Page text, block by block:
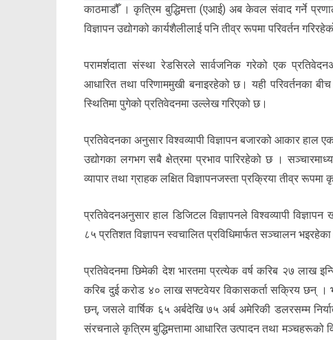
काठमाडौँ । कृत्रिम बुद्धिमत्ता (एआई) अब केवल संवाद गर्ने
विज्ञापन उद्योगको कार्यशैलीलाई पनि तीव्र रूपमा परिवर्तन
परामर्शदाता संस्था रेडसिरले सार्वजनिक गरेको एक
आधारित तथा परिणाममुखी बनाइरहेको छ। यही परिवर्तनका
स्थितिमा पुगेको प्रतिवेदनमा उल्लेख गरिएको छ।
प्रतिवेदनका अनुसार विश्वव्यापी विज्ञापन बजारको आकार हाल
उद्योगका लगभग सबै क्षेत्रमा प्रभाव पारिरहेको छ ।
व्यापार तथा ग्राहक लक्षित विज्ञापनजस्ता प्रक्रिया तीव्र रूपमा
प्रतिवेदनअनुसार हाल डिजिटल विज्ञापनले विश्वव्यापी
८५ प्रतिशत विज्ञापन स्वचालित प्रविधिमार्फत सञ्चालन
प्रतिवेदनमा छिमेकी देश भारतमा प्रत्येक वर्ष करिब २७ लाख
करिब दुई करोड ४० लाख सफ्टवेयर विकासकर्ता सक्रिय छन् ।
छन्, जसले वार्षिक ६५ अर्बदेखि ७५ अर्ब अमेरिकी डलरसम्म
संरचनाले कृत्रिम बुद्धिमत्तामा आधारित उत्पादन तथा